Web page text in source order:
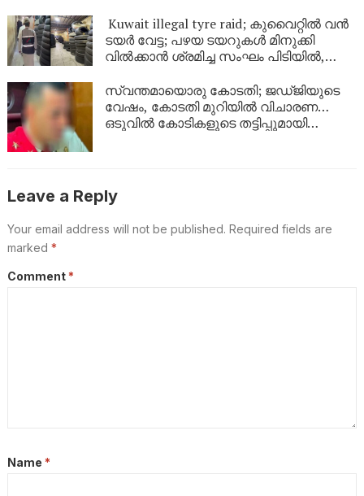
ഉടൻ
Kuwait illegal tyre raid; കുവൈറ്റിൽ വൻ
ടയർ വേട്ട; പഴയ ടയറുകൾ മിനുക്കി
വിൽക്കാൻ ശ്രമിച്ച സംഘം പിടിയിൽ,
ടയറുകൾ
സ്വന്തമായൊരു കോടതി; ജഡ്ജിയുടെ
വേഷം, കോടതി മുറിയിൽ വിചാരണ…
ഒടുവിൽ കോടികളുടെ തട്ടിപ്പുമായി
Leave a Reply
Your email address will not be published. Required fields are
marked *
Comment *
Name *